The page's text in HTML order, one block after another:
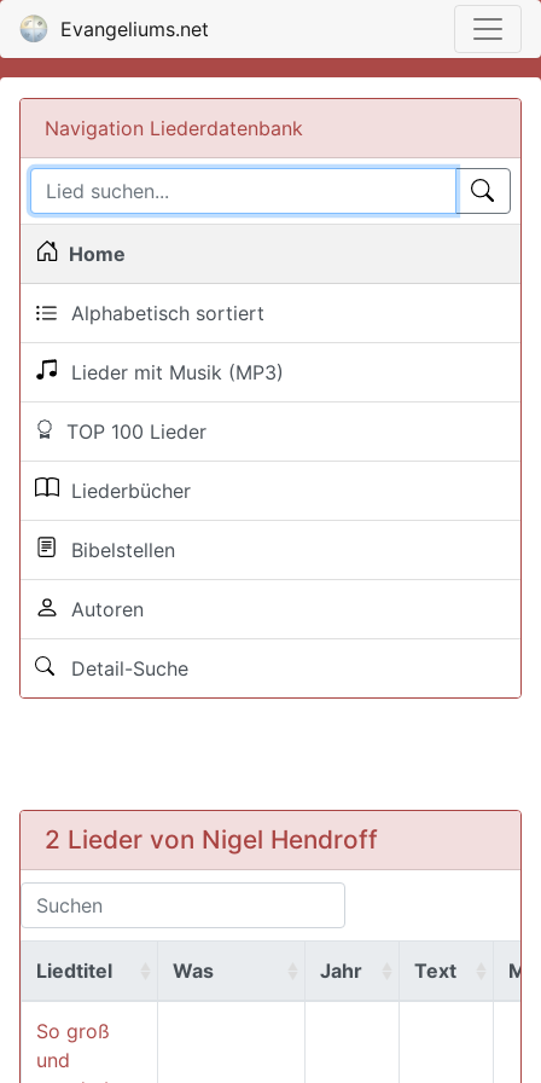
Evangeliums.net
Navigation Liederdatenbank
Home
Alphabetisch sortiert
Lieder mit Musik (MP3)
TOP 100 Lieder
Liederbücher
Bibelstellen
Autoren
Detail-Suche
2 Lieder von Nigel Hendroff
Liedtitel Was Jahr Text
So groß
und